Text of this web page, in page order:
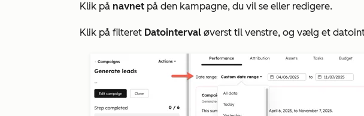
Klik på navnet på den kampagne, du vil se eller redigere.
Klik på filteret Datointerval øverst til venstre, og vælg et